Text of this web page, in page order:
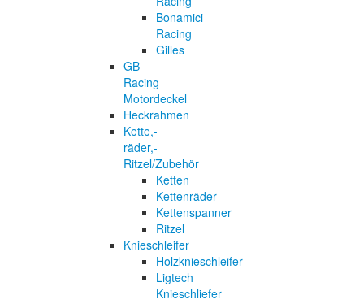
Bonamici
Racing
Gilles
GB
Racing
Motordeckel
Heckrahmen
Kette,-
räder,-
Ritzel/Zubehör
Ketten
Kettenräder
Kettenspanner
Ritzel
Knieschleifer
Holzknieschleifer
Ligtech
Knieschliefer